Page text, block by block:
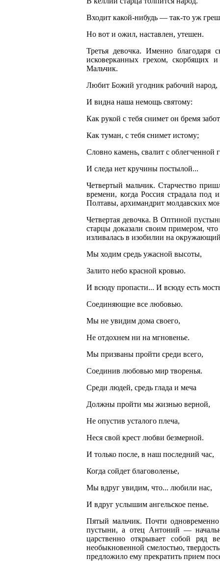
Входит какой-нибудь — так-то уж
Но вот и ожил, наставлен, утешен.
Третья девочка. Именно благодаря
исковерканных грехом, скорбящих
Мальчик.
Любит Божий угодник рабочий народ,
И видна наша немощь святому:
Как рукой с тебя снимет он бремя
Как туман, с тебя снимет истому;
Словно камень, свалит с облегченной
И следа нет кручины постылой...
Четвертый мальчик. Старчество
времени, когда Россия страдала под
Полтавы, архимандрит молдавских
Четвертая девочка. В Оптиной
старцы доказали своим примером,
изливалась в изобилии на
Мы ходим средь ужасной высоты,
Залито небо красной кровью.
И всюду пропасти... И всюду есть
Соединяющие все любовью.
Мы не увидим дома своего,
Не отдохнем ни на мгновенье.
Мы призваны пройти среди всего,
Соединив любовью мир творенья.
Среди людей, средь глада и меча
Должны пройти мы жизнью верной,
Не опустив усталого плеча,
Неся свой крест любви безмерной.
И только после, в наш последний час,
Когда сойдет благоволенье,
Мы вдруг увидим, что... любили нас,
И вдруг услышим ангельское пенье.
Пятый мальчик. Почти
пустыни, а отец Антоний —
царственно открывает собой ряд
необыкновенной смелостью,
предложило ему прекратить прием